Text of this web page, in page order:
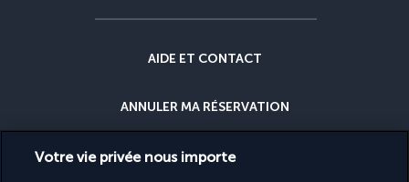
AIDE ET CONTACT
ANNULER MA RÉSERVATION
GARANTIE DU MEILLEUR PRIX
Votre vie privée nous importe